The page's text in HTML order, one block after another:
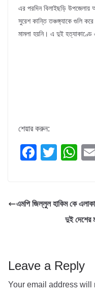
এর পরদিন বিলাইছড়ি উপজেলায়
সুরেশ কান্তি তঞ্চঙ্গ্যাকে গুলি
মামলা হয়নি। এ দুই
শেয়ার করুন:
F
e
k
T
er
W
s
A
এমপি জিল্লুল হাকিম কে এলাকা
দুই দেশের
Leave a Reply
Your email address will